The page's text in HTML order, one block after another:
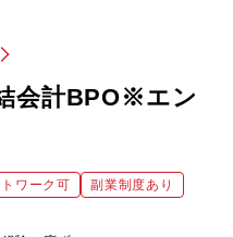
会計BPO※エン
ワーク可 副業制度あり